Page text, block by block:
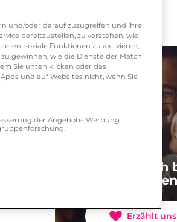
Ihr habt Euch
Erzählt
und/oder darauf zuzugreifen und Ihre
bereitzustellen, zu verstehen, wie
soziale Funktionen zu aktivieren,
gewinnen, wie die Dienste der Match
Sie unten klicken oder das
und auf Websites nicht, wenn Sie
der Angebote. Werbung